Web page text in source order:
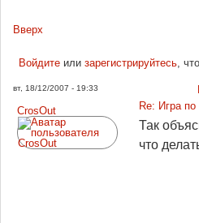
Вверх
Войдитеили зарегистрируйтесь,
вт, 18/12/2007 - 19:33
CrosOut
Re: Игра по
Так
что